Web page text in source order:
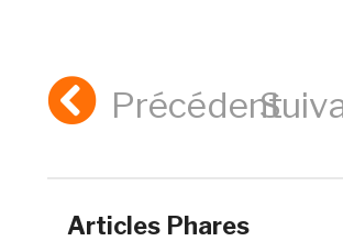
Précédent
Articles Phares